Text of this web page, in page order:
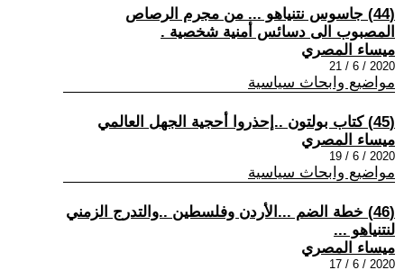
(44) جاسوس نتنياهو ... من مجرم الرصاص
المصبوب الى دسائس أمنية شخصية .
ميساء المصري
2020 / 6 / 21
مواضيع وابحاث سياسية
(45) كتاب بولتون ..إحذروا أحجية الجهل العالمي
ميساء المصري
2020 / 6 / 19
مواضيع وابحاث سياسية
(46) خطة الضم ...الأردن وفلسطين ..والتدرج الزمني
لنتنياهو ...
ميساء المصري
2020 / 6 / 17